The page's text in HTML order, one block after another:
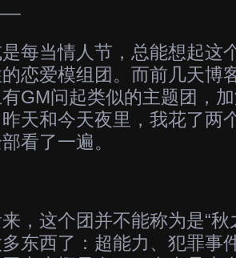
每当情人节，总能想起这
恋爱模组团。而前几天博
GM问起类似的主题团，
天和今天夜里，我花了两
看了一遍。
，这个团并不能称为是“
多东西了：超能力、犯罪